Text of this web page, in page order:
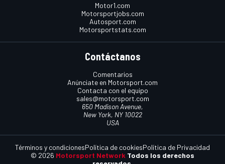
Motor1.com
Motorsportjobs.com
Autosport.com
Motorsportstats.com
Contáctanos
Comentarios
Anúnciate en Motorsport.com
Contacta con el equipo
sales@motorsport.com
650 Madison Avenue,
New York, NY 10022
USA
© 2026 Motorsport Network Todos los derechos
Términos y condicionesPolítica de cookiesPolítica de Privacidad